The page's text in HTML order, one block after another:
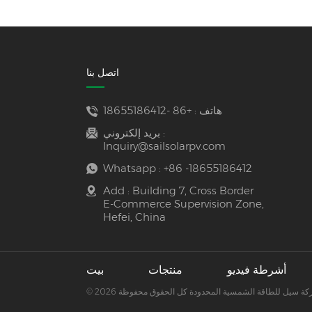
اتصل بنا
هاتف : +86 -18655186412
بريد إلكتروني :
Inquiry@sailsolarpv.com
Whatsapp : +86 -18655186412
Add : Building 7, Cross Border
E-Commerce Supervision Zone,
Hefei, China
بيت منتجات أشرطة فيديو
شركة سيل للطاقة الشمسية المحدودة كل الحقوق محفوظة